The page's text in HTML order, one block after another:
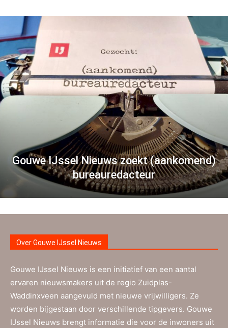
Gouwe IJssel Nieuws zoekt (aankomend)
bureauredacteur
Over Gouwe IJssel Nieuws
Gouwe IJssel Nieuws is een initiatief van een aantal
ervaren nieuwsmakers uit de regio Zuidplas-
Waddinxveen aangevuld met nieuwe vrijwilligers. Ze
worden bijgestaan door verschillende tipgevers. Gouwe
IJssel Nieuws brengt informatie die voor de inwoners uit